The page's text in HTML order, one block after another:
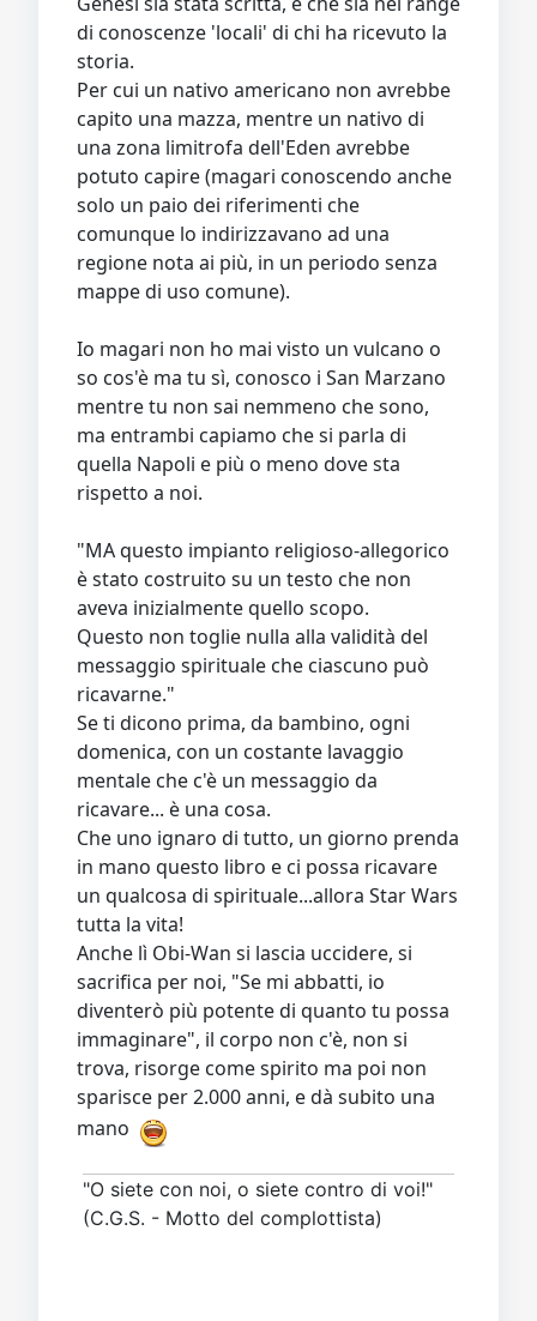
di conoscenze 'locali' di chi ha ricevuto la
storia.
Per cui un nativo americano non avrebbe
capito una mazza, mentre un nativo di
una zona limitrofa dell'Eden avrebbe
potuto capire (magari conoscendo anche
solo un paio dei riferimenti che
comunque lo indirizzavano ad una
regione nota ai più, in un periodo senza
mappe di uso comune).
Io magari non ho mai visto un vulcano o
so cos'è ma tu sì, conosco i San Marzano
mentre tu non sai nemmeno che sono,
ma entrambi capiamo che si parla di
quella Napoli e più o meno dove sta
rispetto a noi.
"MA questo impianto religioso-allegorico
è stato costruito su un testo che non
aveva inizialmente quello scopo.
Questo non toglie nulla alla validità del
messaggio spirituale che ciascuno può
ricavarne."
Se ti dicono prima, da bambino, ogni
domenica, con un costante lavaggio
mentale che c'è un messaggio da
ricavare... è una cosa.
Che uno ignaro di tutto, un giorno prenda
in mano questo libro e ci possa ricavare
un qualcosa di spirituale...allora Star Wars
tutta la vita!
Anche lì Obi-Wan si lascia uccidere, si
sacrifica per noi, "Se mi abbatti, io
diventerò più potente di quanto tu possa
immaginare", il corpo non c'è, non si
trova, risorge come spirito ma poi non
sparisce per 2.000 anni, e dà subito una
mano
"O siete con noi, o siete contro di voi!"
(C.G.S. - Motto del complottista)